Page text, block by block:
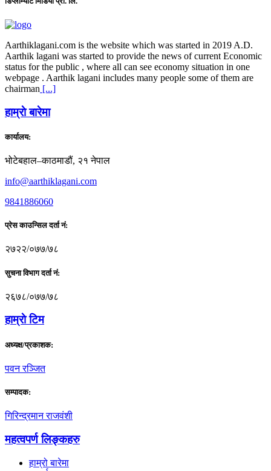
Aarthiklagani.com is the website which was started in 2019 A.D.
Aarthik lagani was started to provide the news of current Economic
status for the public , where all can see economy situation in one
webpage . Aarthik lagani includes many people some of them are
chairman [...]
हाम्राे बारेमा
कार्यालय:
भोटेबहाल–काठमाडौं, २१ नेपाल
info@aarthiklagani.com
9841886060
प्रेस काउन्सिल दर्ता नं:
२७२२/०७७/७८
सुचना विभाग दर्ता नं:
२६७८/०७७/७८
हाम्राे टिम
अध्यक्ष/प्रकाशक:
पवन रञ्जित
सम्पादक:
गिरिन्द्रमान राजवंशी
महत्वपर्ण लिङ्कहरु
हाम्रो बारेमा